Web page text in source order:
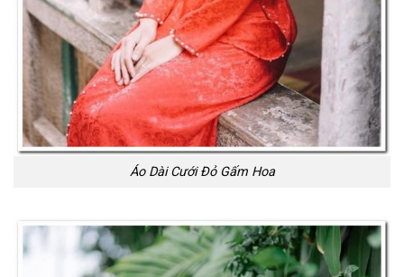
Áo Dài Cưới Đỏ Gấm Hoa